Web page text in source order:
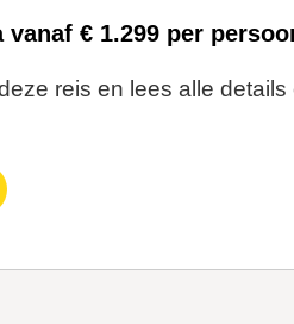
€ 1.299 per
reis en lees alle